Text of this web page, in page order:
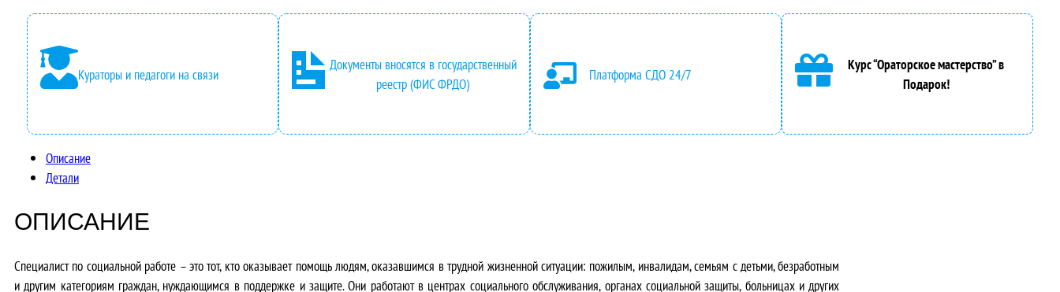
ч
л
е
ц
0
Кураторы и педагоги на связи
Документы вносятся в государственный
реестр (ФИС ФРДО)
Платформа СДО 24/7
Курс “Ораторское мастерство” в
Подарок!
Описание
Детали
ОПИСАНИЕ
Специалист по социальной работе – это тот, кто оказывает помощь людям, оказавшимся в трудной жизненной ситуации: пожилым, инвалидам, семьям с детьми, безработным
и другим категориям граждан, нуждающимся в поддержке и защите. Они работают в центрах социального обслуживания, органах социальной защиты, больницах и других